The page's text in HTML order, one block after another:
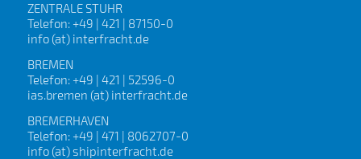
ZENTRALE STUHR
Telefon: +49 | 421 | 87150-0
info (at) interfracht.de
BREMEN
Telefon: +49 | 421 | 52596-0
ias.bremen (at) interfracht.de
BREMERHAVEN
Telefon: +49 | 471 | 8062707-0
info (at) shipinterfracht.de